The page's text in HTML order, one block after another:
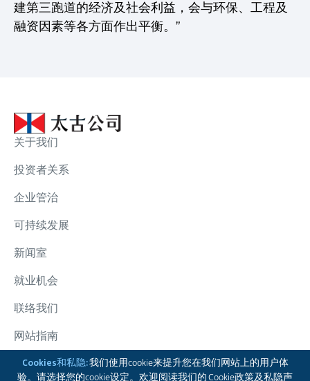
Cookies和私隐:我们使用cookie来提升您在我们网站上的用户体
验。请选择您的cookie设定。欢迎阅读我们的Cookie政策及私隐声
建第三跑道的经济及社会利益，会与环保、工程及
融资因素等各方面作出平衡。”
关于我们
投资者关系
企业管治
可持续发展
新闻室
就业机会
联络我们
网站指南
太古集团